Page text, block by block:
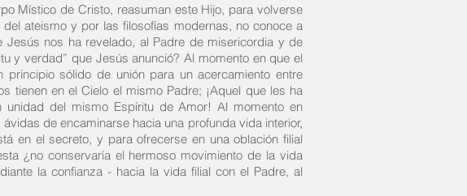
Místico de Cristo, reasuman este Hijo, para volverse
ateismo y por las filosofías modernas, no conoce a
nos ha revelado, al Padre de misericordia y de
y verdad” que Jesús anunció? Al momento en que el
sólido de unión para un acercamiento entre
tienen en el Cielo el mismo Padre; ¡Aquel que les ha
del mismo Espíritu de Amor! Al momento en
de encaminarse hacia una profunda vida interior,
en el secreto, y para ofrecerse en una oblación filial
¿no conservaría el hermoso movimiento de la vida
la confianza - hacia la vida filial con el Padre, al